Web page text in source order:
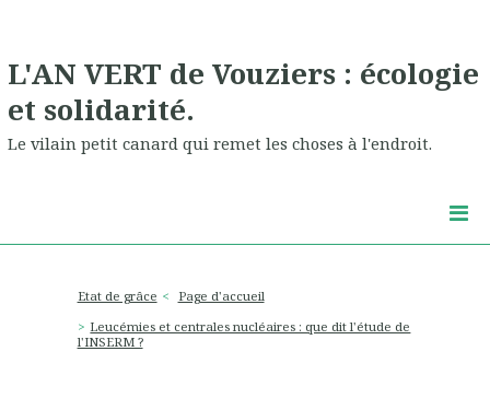
L'AN VERT de Vouziers : écologie
et solidarité.
Le vilain petit canard qui remet les choses à l'endroit.
Etat de grâce
Page d'accueil
Leucémies et centrales nucléaires : que dit l'étude de
l'INSERM ?